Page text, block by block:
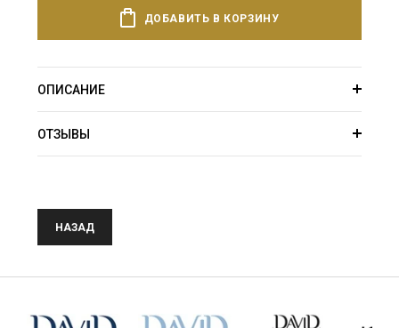
ДОБАВИТЬ В КОРЗИНУ
ОПИСАНИЕ
ОТЗЫВЫ
НАЗАД